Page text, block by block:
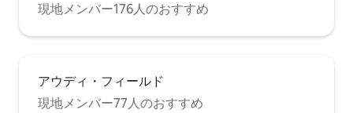
現地メンバー176人のおすすめ
アウディ・フィールド
現地メンバー77人のおすすめ